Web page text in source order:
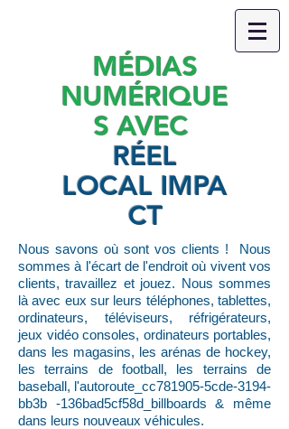
MÉDIAS
NUMÉRIQUE
S AVEC
RÉEL
LOCAL IMPA
CT
Nous savons où sont vos clients ! Nous
sommes à l'écart de l'endroit où vivent vos
clients, travaillez et jouez. Nous sommes
là avec eux sur leurs téléphones, tablettes,
ordinateurs, téléviseurs, réfrigérateurs,
jeux vidéo consoles, ordinateurs portables,
dans les magasins, les arénas de hockey,
les terrains de football, les terrains de
baseball, l'autoroute_cc781905-5cde-3194-
bb3b -136bad5cf58d_billboards & même
dans leurs nouveaux véhicules.